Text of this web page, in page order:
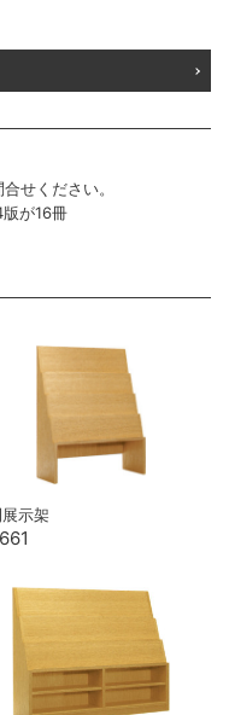
せください。
が16冊
示架